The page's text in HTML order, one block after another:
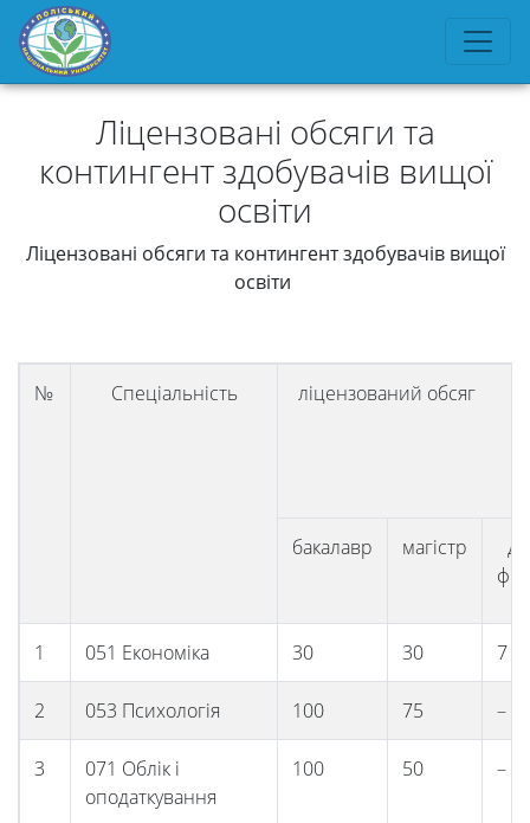
Університет
Ліцензовані обсяги та
контингент здобувачів вищої
освіти
Ліцензовані обсяги та контингент здобувачів вищої
освіти
№ Спеціальність ліцензований обсяг
бакалавр магістр
1 051 Економіка 30 30 7
2 053 Психологія 100 75 –
3
071 Облік і
оподаткування
100 50 –